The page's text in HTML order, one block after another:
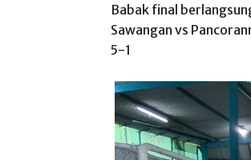
Babak final
Sawangan vs
5-1